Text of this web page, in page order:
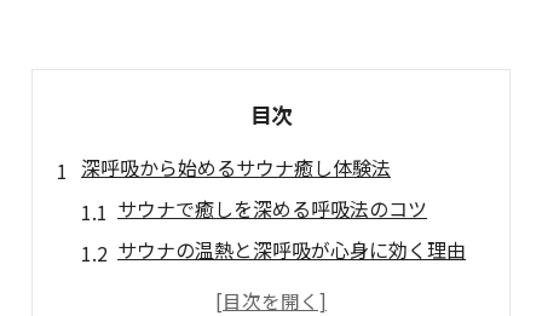
目次
深呼吸から始めるサウナ癒し体験法
サウナで癒しを深める呼吸法のコツ
サウナの温熱と深呼吸が心身に効く理由
サウナ体験で感じる自律神経の安定感